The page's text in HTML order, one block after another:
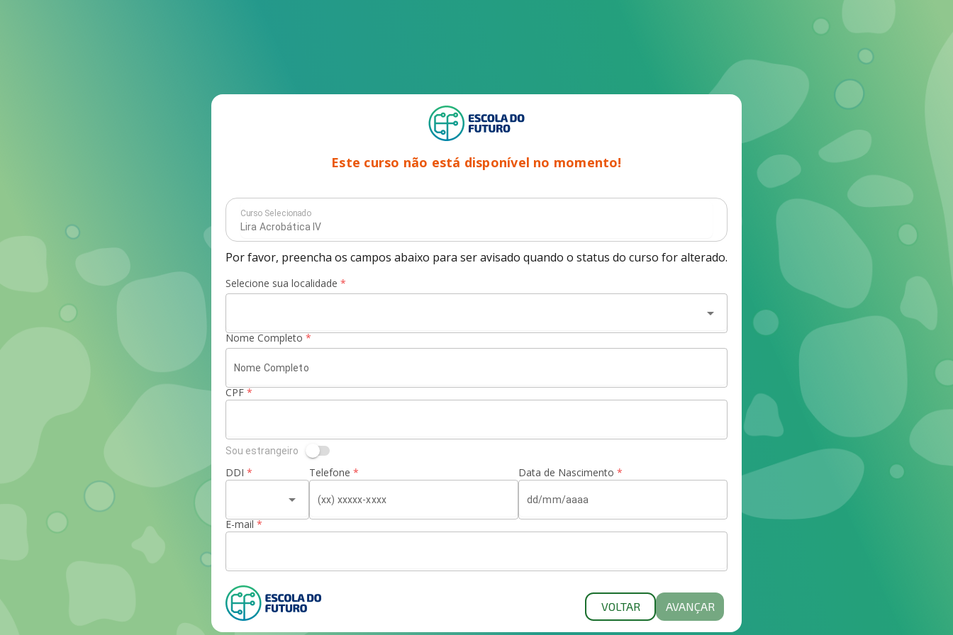
Este curso não está disponível no momento!
Curso Selecionado
Por favor, preencha os campos abaixo para ser avisado quando o status do curso for alterado.
Selecione sua localidade *
arrow_drop_down
Nome Completo *
CPF *
Sou estrangeiro
DDI *
arrow_drop_down
Telefone * Data de Nascimento *
E-mail *
VOLTAR AVANÇAR